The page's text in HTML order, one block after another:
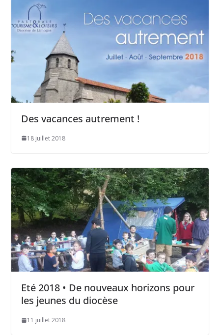
Des vacances autrement !
18 juillet 2018
Eté 2018 • De nouveaux horizons pour
les jeunes du diocèse
11 juillet 2018